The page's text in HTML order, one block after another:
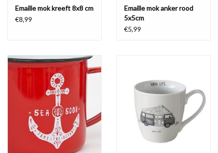
Emaille mok kreeft 8x8 cm
€8,99
Emaille mok anker rood
5x5cm
€5,99